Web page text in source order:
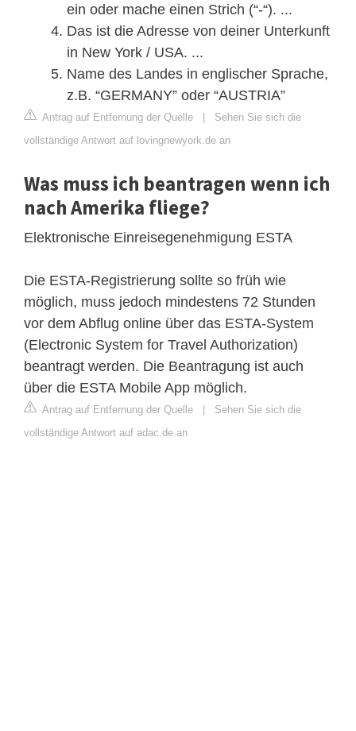
ein oder mache einen Strich (“-“). ...
Das ist die Adresse von deiner Unterkunft
in New York / USA. ...
Name des Landes in englischer Sprache,
z.B. “GERMANY” oder “AUSTRIA”
Antrag auf Entfernung der Quelle | Sehen Sie sich die
vollständige Antwort auf lovingnewyork.de an
Was muss ich beantragen wenn ich
nach Amerika fliege?
Elektronische Einreisegenehmigung ESTA
Die ESTA-Registrierung sollte so früh wie
möglich, muss jedoch mindestens 72 Stunden
vor dem Abflug online über das ESTA-System
(Electronic System for Travel Authorization)
beantragt werden. Die Beantragung ist auch
über die ESTA Mobile App möglich.
Antrag auf Entfernung der Quelle | Sehen Sie sich die
vollständige Antwort auf adac.de an